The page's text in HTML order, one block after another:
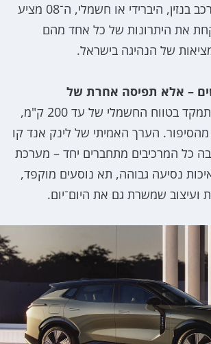
במקום לבחור בין רכב בנזין, היברידי או חשמלי, ה־08 מציע
את היתרונות של כל אחד מהם
של הנהיגה בישראל.
– אלא תפיסה אחרת של
קל להתמקד בטווח החשמלי של עד 200 ק"מ,
הערך האמיתי של לינק אנד קו
כל המרכיבים מתחברים יחד – מערכת
נסיעה גבוהה, תא נוסעים מוקפד,
ועיצוב שמשרת גם את היום־יום.